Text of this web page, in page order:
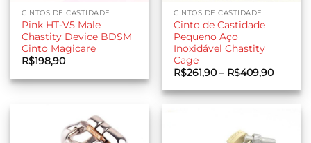
CINTOS DE CASTIDADE
Pink HT-V5 Male
Chastity Device BDSM
Cinto Magicare
R$198,90
CINTOS DE CASTIDADE
Cinto de Castidade
Pequeno Aço
Inoxidável Chastity
Cage
R$261,90 – R$409,90Faixa
preço:
através